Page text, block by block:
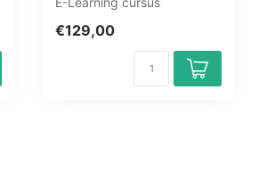
video's met g...
€129,00